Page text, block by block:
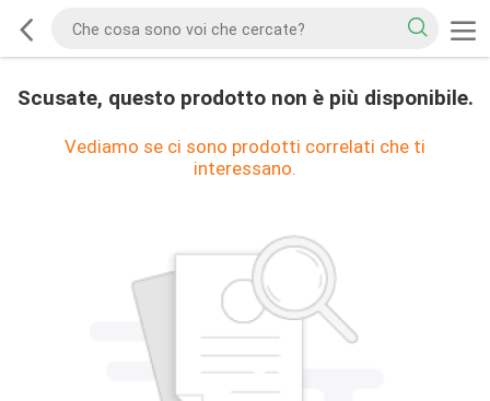
Scusate, questo prodotto non è più disponibile.
Vediamo se ci sono prodotti correlati che ti
interessano.